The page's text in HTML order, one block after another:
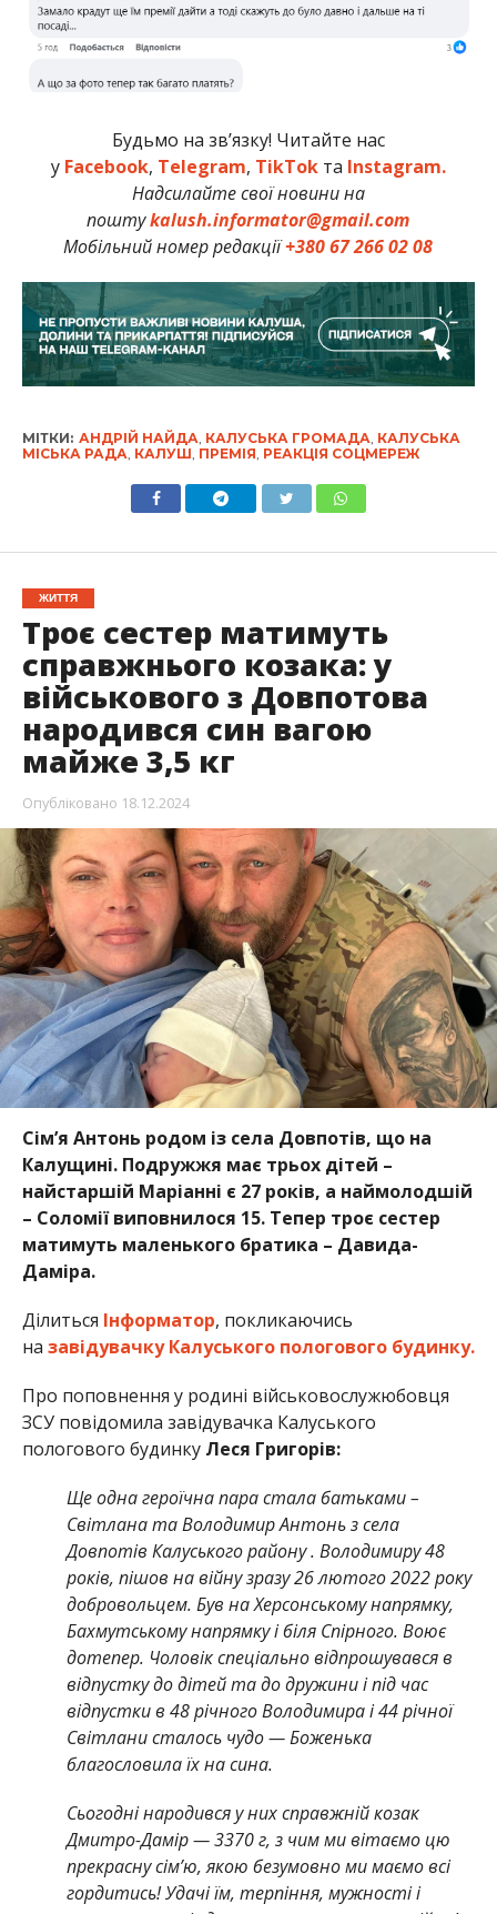
Будьмо на зв’язку! Читайте нас
у Facebook, Telegram, TikTokта Instagram.
Надсилайте свої новини на
поштуkalush.informator@gmail.com
Мобільний номер редакції+380 67 266 02 08
МІТКИ: АНДРІЙ НАЙДА КАЛУСЬКА ГРОМАДА КАЛУСЬКА
МІСЬКА РАДА КАЛУШ ПРЕМІЯ РЕАКЦІЯ СОЦМЕРЕЖ
ЖИТТЯ
Троє сестер матимуть
справжнього козака: у
військового з Довпотова
народився син вагою
майже 3,5 кг
Опубліковано 18.12.2024
Сім’я Антонь родом із села Довпотів, що на
Калущині. Подружжя має трьох дітей –
найстаршій Маріанні є 27 років, а наймолодшій
– Соломії виповнилося 15. Тепер троє сестер
матимуть маленького братика – Давида-
Даміра.
Ділиться Інформатор, покликаючись
на завідувачку Калуського пологового будинку.
Про поповнення у родині військовослужюбовця
ЗСУ повідомила завідувачка Калуського
пологового будинку Леся Григорів:
Ще одна героїчна пара стала батьками –
Світлана та Володимир Антонь з села
Довпотів Калуського району . Володимиру 48
років, пішов на війну зразу 26 лютого 2022 року
добровольцем. Був на Херсонському напрямку,
Бахмутському напрямку і біля Спірного. Воює
дотепер. Чоловік спеціально відпрошувався в
відпустку до дітей та до дружини і під час
відпустки в 48 річного Володимира і 44 річної
Світлани сталось чудо — Боженька
благословила їх на сина.
Сьогодні народився у них справжній козак
Дмитро-Дамір — 3370 г, з чим ми вітаємо цю
прекрасну сімʼю, якою безумовно ми маємо всі
гордитись! Удачі їм, терпіння, мужності і